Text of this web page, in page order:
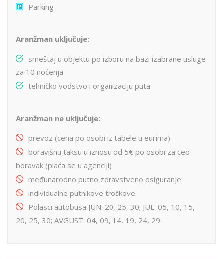
Parking
Aranžman uključuje:
smeštaj u objektu po izboru na bazi izabrane usluge
za 10 noćenja
tehničko vođstvo i organizaciju puta
Aranžman ne uključuje:
prevoz (cena po osobi iz tabele u eurima)
boravišnu taksu u iznosu od 5€ po osobi za ceo
boravak (plaća se u agenciji)
međunarodno putno zdravstveno osiguranje
individualne putnikove troškove
Polasci autobusa JUN: 20, 25, 30; JUL: 05, 10, 15,
20, 25, 30; AVGUST: 04, 09, 14, 19, 24, 29.